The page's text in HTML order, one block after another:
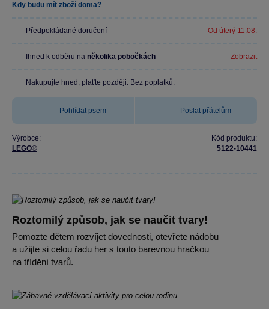
Kdy budu mít zboží doma?
Předpokládané doručení Od úterý 11.08.
Ihned k odběru na několika pobočkách Zobrazit
Nakupujte hned, plaťte později. Bez poplatků.
Pohlídat psem Poslat přátelům
Výrobce:
LEGO®
Kód produktu:
5122-10441
Roztomilý způsob, jak se naučit tvary!
Pomozte dětem rozvíjet dovednosti, otevřete nádobu
a užijte si celou řadu her s touto barevnou hračkou
na třídění tvarů.